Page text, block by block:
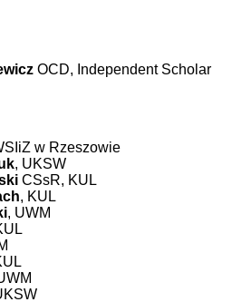
OCD, Independent Scholar
w Rzeszowie
, UKSW
CSsR, KUL
, KUL
, UWM